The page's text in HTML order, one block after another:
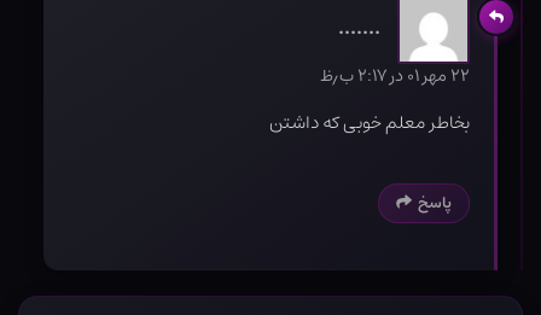
.......
۲۲ مهر ۰۱ در ۲:۱۷ ب٫ظ
بخاطر معلم خوبی که داشتن
پاسخ